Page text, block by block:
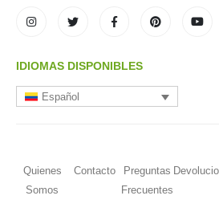
IDIOMAS DISPONIBLES
Español
Quienes
Somos
Contacto
Preguntas
Frecuentes